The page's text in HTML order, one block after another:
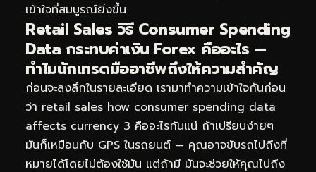
เข้าใจที่สมบูรณ์ยิ่งขึ้น
Retail Sales วิธี Consumer Spending
Data กระทบค่าเงิน Forex คืออะไร —
ทำไมนักเทรดมืออาชีพถึงให้ความสำคัญ
ก่อนจะลงลึกในรายละเอียด เรามาทำความเข้าใจกันก่อน
ว่า retail sales how consumer spending data
affects currency 3 คืออะไรกันแน่ ถ้าเปรียบง่ายๆ
มันก็เหมือนกับ GPS ในรถยนต์ — คุณอาจขับรถไปถึงที่
หมายได้โดยไม่ต้องใช้มัน แต่ถ้ามี มันจะช่วยให้คุณไปถึง